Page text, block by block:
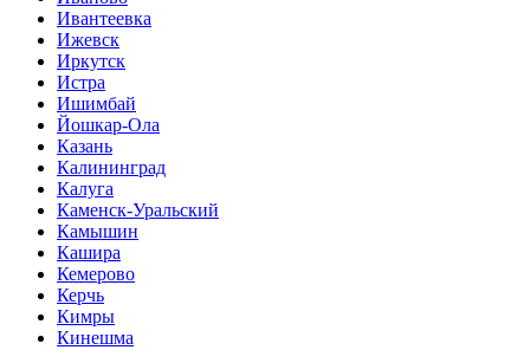
Ивантеевка
Ижевск
Иркутск
Истра
Ишимбай
Йошкар-Ола
Казань
Калининград
Калуга
Каменск-Уральский
Камышин
Кашира
Кемерово
Керчь
Кимры
Кинешма